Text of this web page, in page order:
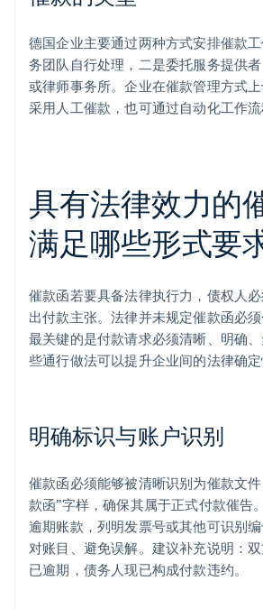
德国企业主要通过两种方式安排催款
务团队自行处理，二是委托服务提供
或律师事务所。企业在催款管理方式
采用人工催款，也可通过自动化工作流
具有法律效力的
满足哪些形式要
催款函若要具备法律执行力，债权人
出付款主张。法律并未规定催款函必
最关键的是付款请求必须清晰、明确
些通行做法可以提升企业间的法律确定
明确标识与账户识别
催款函必须能够被清晰识别为催款文
款函”字样，确保其属于正式付款催告
逾期账款，列明发票号或其他可识别
对账目、避免误解。建议补充说明：
已逾期，债务人现已构成付款违约。